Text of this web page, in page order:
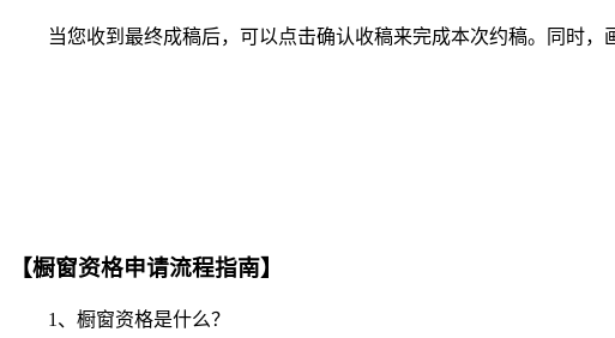
当您收到最终成稿后，可以点击确认收稿来完成本次约稿。同时，
【橱窗资格申请流程指南】
1、橱窗资格是什么？